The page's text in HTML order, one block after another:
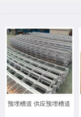
预埋槽道 供应预埋槽道